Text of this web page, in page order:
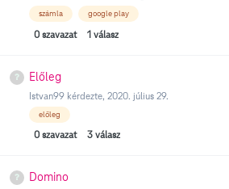
számla google play
0 szavazat 1 válasz
Előleg
Istvan99 kérdezte, 2020. július 29.
előleg
0 szavazat 3 válasz
Domino